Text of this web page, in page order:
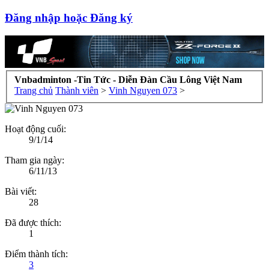
Đăng nhập hoặc Đăng ký
Vnbadminton -Tin Tức - Diễn Đàn Cầu Lông Việt Nam
Trang chủ Thành viên > Vinh Nguyen 073 >
Hoạt động cuối:
9/1/14
Tham gia ngày:
6/11/13
Bài viết:
28
Đã được thích:
1
Điểm thành tích:
3